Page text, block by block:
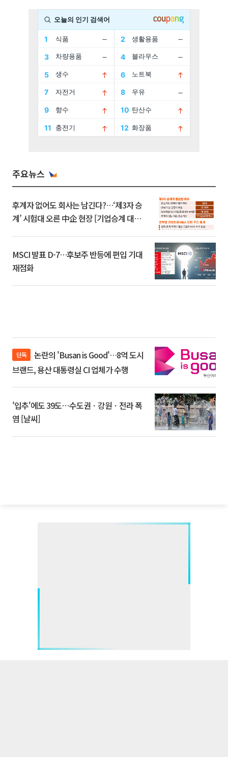
주요뉴스
후계자 없어도 회사는 남긴다?…‘제3자 승
계’ 시험대 오른 中企 현장 [기업승계 대전
MSCI 발표 D-7…후보주 반등에 편입 기대
재점화
단독
브랜드, 용산 대통령실 CI 업체가 수행
'입추'에도 39도⋯수도권ㆍ강원ㆍ전라 폭
염 [날씨]